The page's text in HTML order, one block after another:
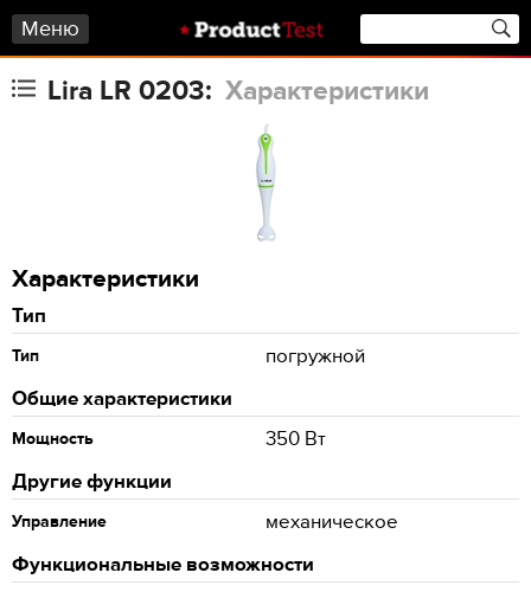
Меню
Lira LR 0203: Характеристики
Характеристики
Тип
Тип
погружной
Общие характеристики
Мощность
350 Вт
Другие функции
Управление
механическое
Функциональные возможности